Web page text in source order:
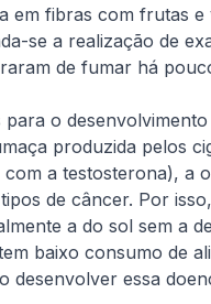
em fibras com frutas
se a realização de
de fumar há
o
produzida pelos
a testosterona), a
de câncer. Por
a do sol sem a
baixo consumo de
essa